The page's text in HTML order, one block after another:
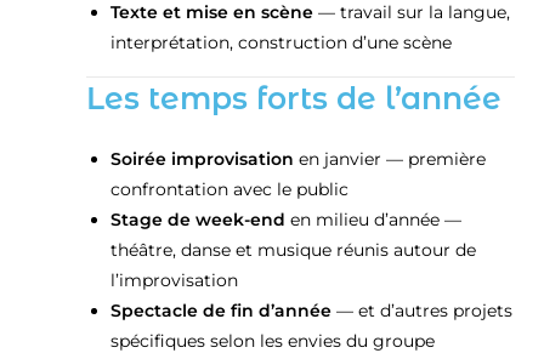
Texte et mise en scène — travail sur la langue,
interprétation, construction d’une scène
Les temps forts de l’année
Soirée improvisation en janvier — première
confrontation avec le public
Stage de week-end en milieu d’année —
théâtre, danse et musique réunis autour de
l’improvisation
Spectacle de fin d’année — et d’autres projets
spécifiques selon les envies du groupe